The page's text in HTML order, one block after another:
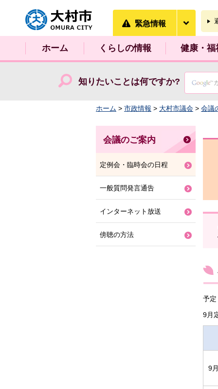
大村市
緊急情報
ホーム くらしの情報 健康・福
知りたいことは何ですか?
ホーム > 市政情報 > 大村市議会 > 会議
予定
9月
9
会議のご案内
定例会・臨時会の日程
一般質問発言通告
インターネット放送
傍聴の方法